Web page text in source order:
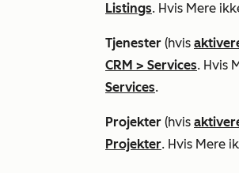
Listings. Hvis Mere
Tjenester (hvis
CRM > Services. Hvis
Services.
Projekter (hvis
Projekter. Hvis Mere